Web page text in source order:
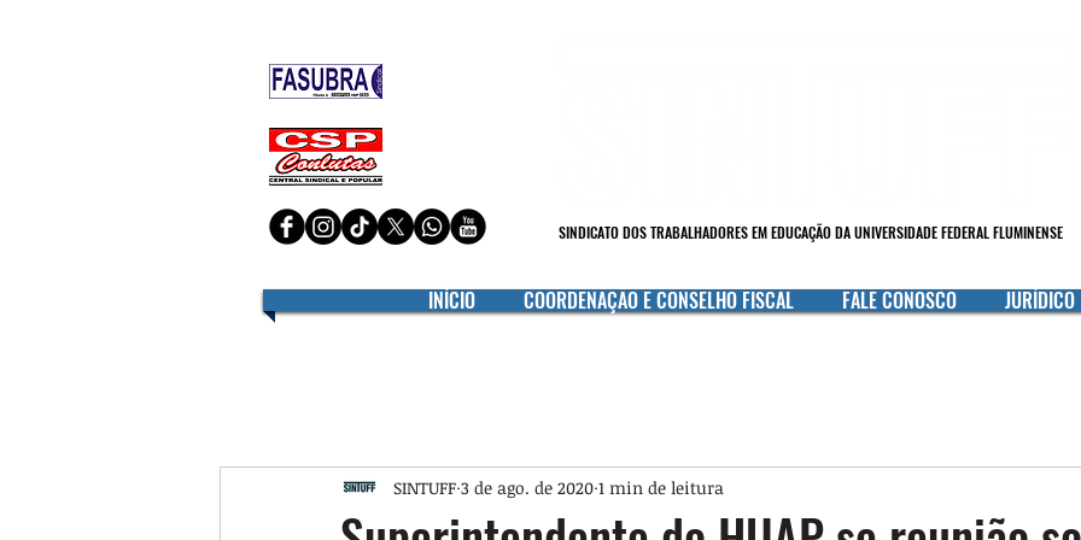
SINDICATO DOS TRABALHADORES EM EDUCAÇÃO DA UNIVERSIDADE FEDERAL FLUMINENSE
INÍCIO COORDENAÇÃO E CONSELHO FISCAL FALE CONOSCO JURÍDICO
SINTUFF 3 de ago. de 2020 1 min de leitura